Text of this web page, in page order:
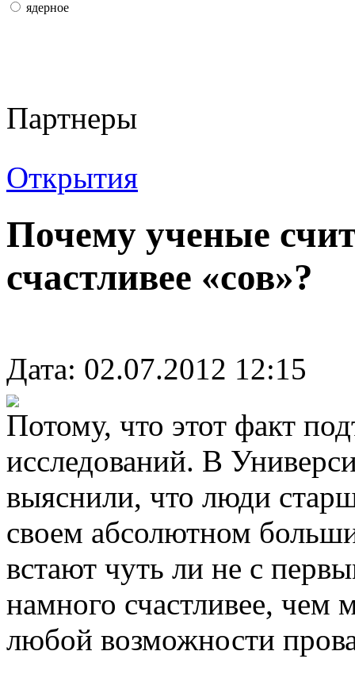
ядерное
Партнеры
Открытия
Почему ученые
счастливее «сов»?
Дата: 02.07.2012 12:15
Потому, что этот факт
исследований. В
выяснили, что люди
своем абсолютном
встают чуть ли не с
намного счастливее,
любой возможности